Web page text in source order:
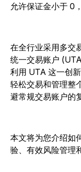
允许保证金小于 0
在全行业采用多交
统一交易账户
利用 UTA 这一创
轻松交易和管理整
避常规交易账户的
本文将为您介绍如
验、有效风险管理